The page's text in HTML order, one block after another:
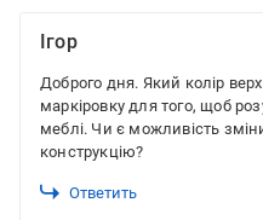
Ігор
Доброго дня. Який колір
маркіровку для того, щоб
меблі. Чи є можливість
конструкцію?
Ответить